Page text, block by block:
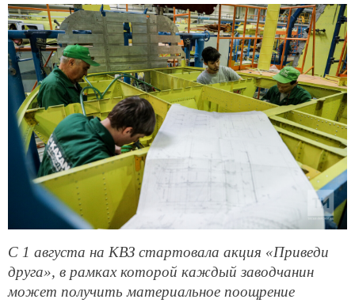
С 1 августа на КВЗ стартовала акция «Приведи
друга», в рамках которой каждый заводчанин
может получить материальное поощрение